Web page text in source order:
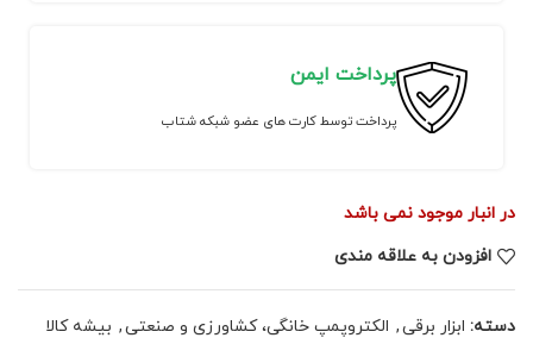
پرداخت ایمن
پرداخت توسط کارت های عضو شبکه شتاب
در انبار موجود نمی باشد
افزودن به علاقه مندی
دسته: ابزار برقی, الکتروپمپ خانگی، کشاورزی و صنعتی, بیشه کالا